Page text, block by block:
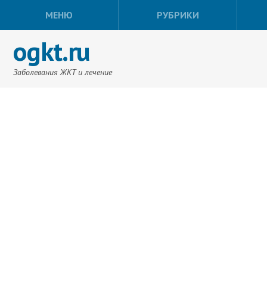
МЕНЮ РУБРИКИ
ogkt.ru
Заболевания ЖКТ и лечение